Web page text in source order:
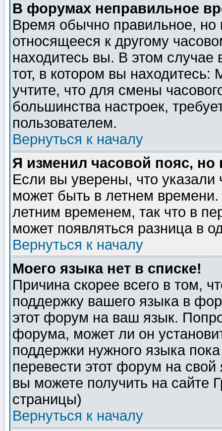
В форумах неправильное
Время обычно правильное,
относящееся к другому
находитесь вы. В этом
тот, в котором вы
учтите, что для смены
большинства настроек,
пользователем.
Вернуться к началу
Я изменил часовой пояс,
Если вы уверены, что указали
может быть в летнем
летним временем, так что в
может появляться разница в
Вернуться к началу
Моего языка нет в списке!
Причина скорее всего в том,
поддержку вашего языка в
этот форум на ваш язык.
форума, может ли он
поддержки нужного языка
перевести этот форум на
вы можете получить на сайте
страницы)
Вернуться к началу